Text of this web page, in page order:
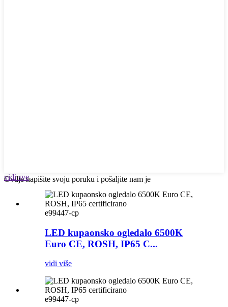
Ovdje napišite svoju poruku i pošaljite nam je
vidi sve
e99447-cp
LED kupaonsko ogledalo 6500K
Euro CE, ROSH, IP65 C...
vidi više
e99447-cp